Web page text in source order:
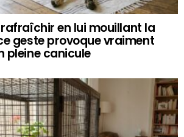
rafraîchir en lui mouillant la
geste provoque vraiment
pleine canicule